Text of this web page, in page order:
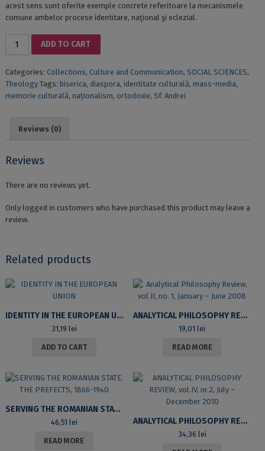
acest sens sunt oferite exemple concrete referitoare la mecanismele
comune ambelor procese identitare, naţional şi eclezial.
DE
COMUNICARE
ALE
ROMÂNE
PROCESUL
IDENTITARE
ADD TO CART
Categories: Collections, Culture and Communication, SOCIAL SCIENCES,
Theology Tags: biserica, diaspora, identitate culturală, mass-media,
memorie culturală, naționalism, ortodoxie, Sf. Andrei
Reviews (0)
Reviews
There are no reviews yet.
Only logged in customers who have purchased this product may leave a
review.
Related products
IDENTITY IN THE EUROPEAN UNION
31,19 lei
ADD TO CART
ANALYTICAL PHILOSOPHY REVIEW, VOL.II, NO. 1, JANUARY – JUNE 2008
19,01lei
READ MORE
SERVING THE ROMANIAN STATE. THE PREFECTS, 1866-1940
46,51 lei
READ MORE
ANALYTICAL PHILOSOPHY REVIEW, VOL.IV, NR.2, JULY – DECEMBER 2010
34,36 lei